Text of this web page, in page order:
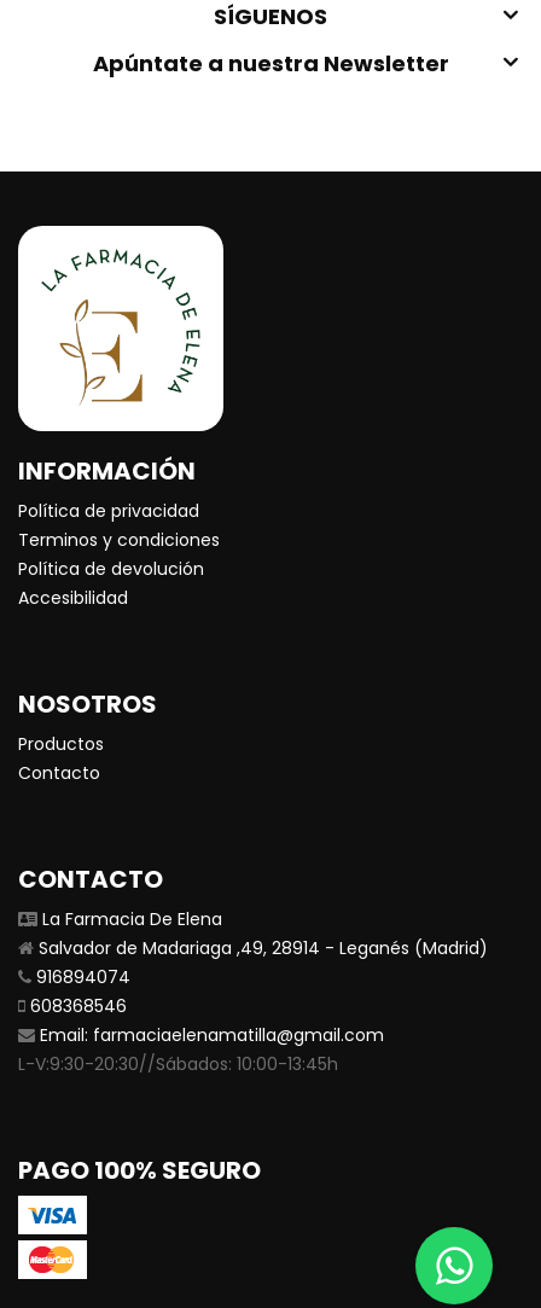
SÍGUENOS
Apúntate a nuestra Newsletter
INFORMACIÓN
Política de privacidad
Terminos y condiciones
Política de devolución
Accesibilidad
NOSOTROS
Productos
Contacto
CONTACTO
La Farmacia De Elena
Salvador de Madariaga ,49, 28914 - Leganés (Madrid)
916894074
608368546
Email: farmaciaelenamatilla@gmail.com
L-V:9:30-20:30//Sábados: 10:00-13:45h
PAGO 100% SEGURO